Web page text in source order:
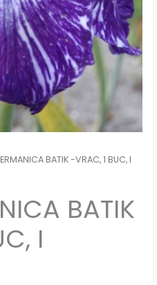
BATIK -VRAC, 1 BUC, I
BATIK
I